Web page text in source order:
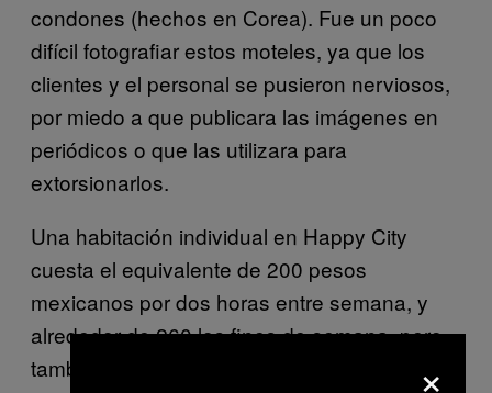
condones (hechos en Corea). Fue un poco
difícil fotografiar estos moteles, ya que los
clientes y el personal se pusieron nerviosos,
por miedo a que publicara las imágenes en
periódicos o que las utilizara para
extorsionarlos.
Una habitación individual en Happy City
cuesta el equivalente de 200 pesos
mexicanos por dos horas entre semana, y
alrededor de 260 los fines de semana, pero
también es posible
×